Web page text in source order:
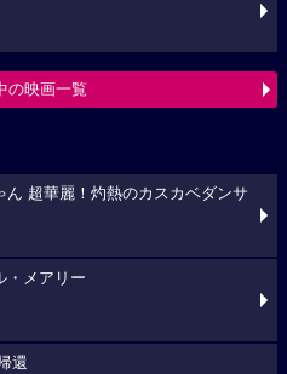
の映画一覧
ん 超華麗！灼熱のカスカベダンサ
・メアリー
還